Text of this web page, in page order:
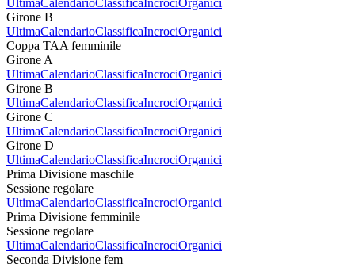
Girone B
UltimaCalendarioClassificaIncrociOrganici
Coppa TAA femminile
Girone A
UltimaCalendarioClassificaIncrociOrganici
Girone B
UltimaCalendarioClassificaIncrociOrganici
Girone C
UltimaCalendarioClassificaIncrociOrganici
Girone D
UltimaCalendarioClassificaIncrociOrganici
Prima Divisione maschile
Sessione regolare
UltimaCalendarioClassificaIncrociOrganici
Prima Divisione femminile
Sessione regolare
UltimaCalendarioClassificaIncrociOrganici
Seconda Divisione fem